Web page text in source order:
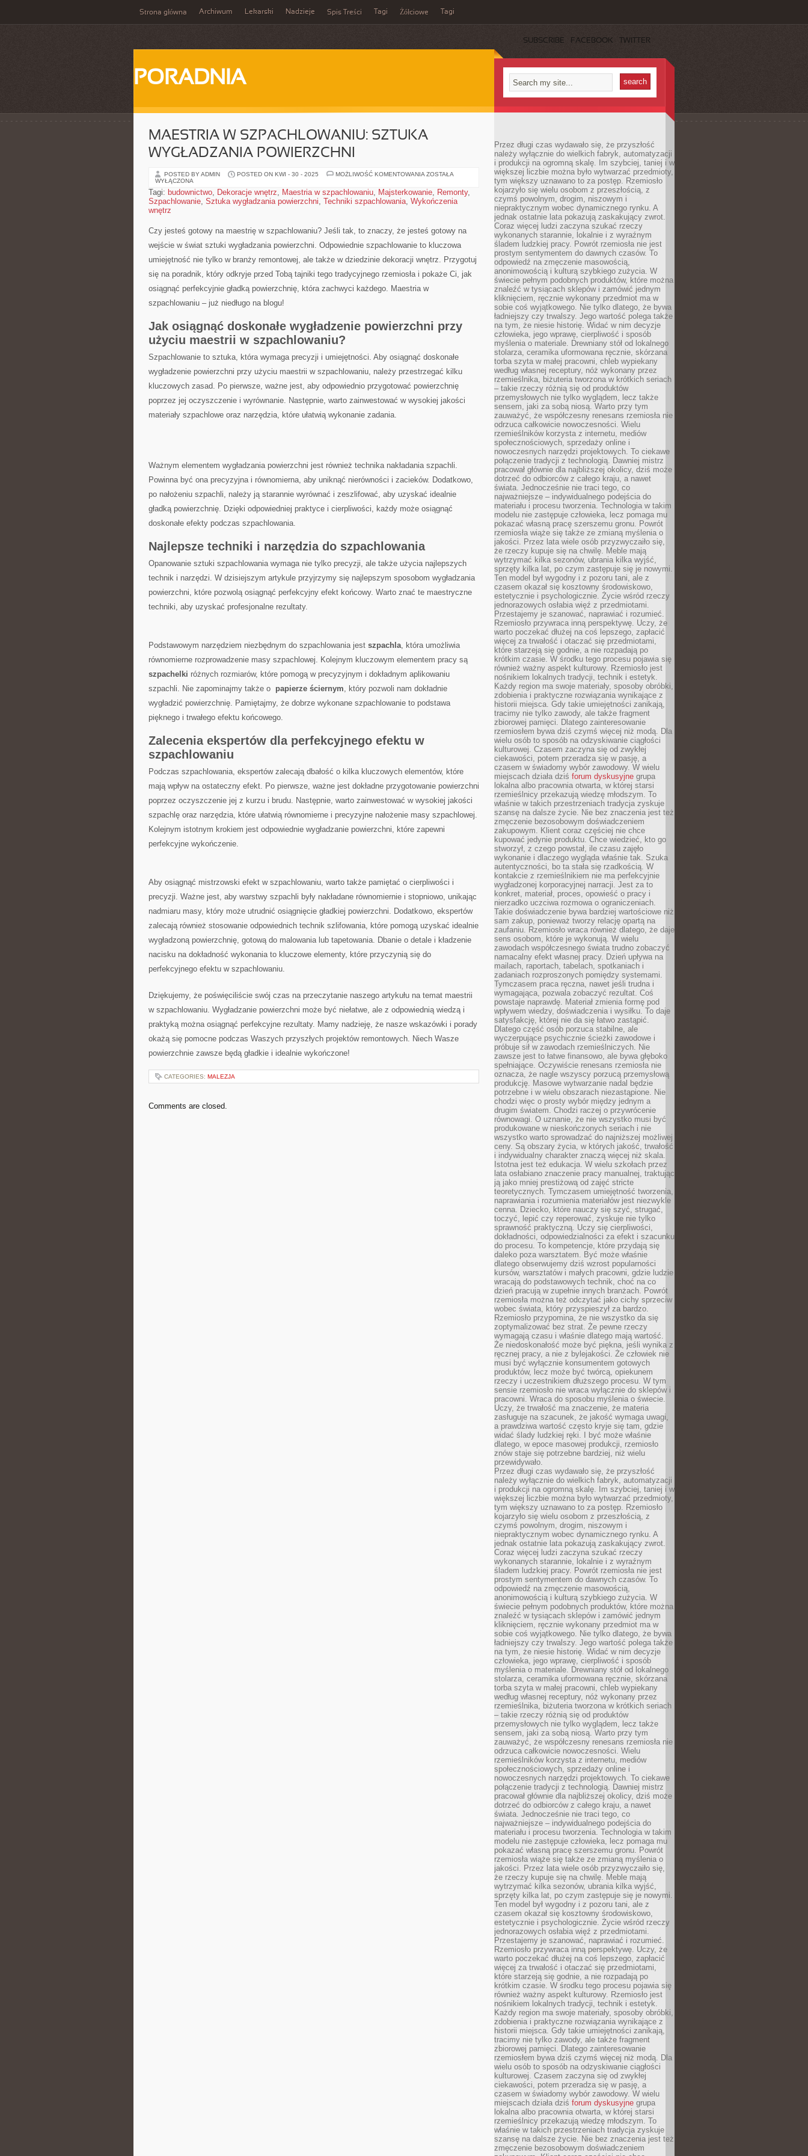
Strona główna Archiwum Lekarski Nadzieje Spis Treści Tagi Żółciowe Tagi
SUBSCRIBE FACEBOOK TWITTER
PORADNIA
MAESTRIA W SZPACHLOWANIU: SZTUKA
WYGŁADZANIA POWIERZCHNI
POSTED BY ADMIN POSTED ON KWI - 30 - 2025 MOŻLIWOŚĆ KOMENTOWANIA MAESTRIA
SZTUKA
WYGŁADZANIA
ZOSTAŁA
WYŁĄCZONA
Tagi: budownictwo, Dekoracje wnętrz, Maestria w szpachlowaniu, Majsterkowanie, Remonty,
Szpachlowanie, Sztuka wygładzania powierzchni, Techniki szpachlowania, Wykończenia
wnętrz
Czy jesteś gotowy na maestrię w szpachlowaniu? Jeśli tak, to‌ znaczy,​ że jesteś gotowy ⁤na
wejście w‍ świat sztuki wygładzania powierzchni. Odpowiednie szpachlowanie to ‍kluczowa
umiejętność nie tylko​ w branży remontowej, ale także⁤ w‌ dziedzinie dekoracji wnętrz. Przygotuj
się na poradnik, który odkryje przed Tobą tajniki tego tradycyjnego rzemiosła i pokaże Ci, jak
osiągnąć perfekcyjnie gładką powierzchnię,‍ która zachwyci każdego. Maestria​ w
szpachlowaniu – ⁤już niedługo na blogu!
Jak osiągnąć ⁤doskonałe wygładzenie‍ powierzchni przy
użyciu​ maestrii w ⁢szpachlowaniu?
Szpachlowanie to sztuka,⁣ która wymaga precyzji ⁣i umiejętności. Aby⁢ osiągnąć doskonałe⁢
wygładzenie ‌powierzchni przy użyciu maestrii w szpachlowaniu, należy przestrzegać ‍kilku⁢
kluczowych zasad. Po ‍pierwsze, ​ważne jest, aby odpowiednio ⁤przygotować powierzchnię
poprzez jej oczyszczenie i wyrównanie. ‍Następnie, ​warto zainwestować w wysokiej jakości
materiały szpachlowe oraz‌ narzędzia, które ułatwią wykonanie zadania.
Ważnym elementem ⁢wygładzania powierzchni jest również technika⁢ nakładania szpachli.
Powinna być ‌ona precyzyjna i równomierna, aby uniknąć nierówności i ⁣zacieków. Dodatkowo,
po ‌nałożeniu szpachli, należy ją starannie wyrównać i zeszlifować, aby⁢ uzyskać idealnie
gładką powierzchnię.‍ Dzięki odpowiedniej​ praktyce i cierpliwości, każdy ⁣może osiągnąć
doskonałe efekty podczas‌ szpachlowania.
Najlepsze techniki i narzędzia do szpachlowania
Opanowanie sztuki ‌szpachlowania wymaga nie⁤ tylko precyzji, ale także użycia‍ najlepszych
technik i narzędzi. W dzisiejszym​ artykule przyjrzymy się najlepszym sposobom wygładzania ​
powierzchni, które pozwolą osiągnąć perfekcyjny efekt końcowy. Warto znać te maestryczne⁢
techniki, aby⁣ uzyskać profesjonalne rezultaty.
Podstawowym narzędziem ‌niezbędnym ‌do ‍szpachlowania jest szpachla,‍ która ‌umożliwia
równomierne rozprowadzenie masy szpachlowej. Kolejnym kluczowym‍ elementem ⁣pracy ⁤są
szpachelki różnych ⁤rozmiarów,⁢ które pomogą w precyzyjnym i dokładnym aplikowaniu​
szpachli. Nie zapominajmy także ⁢o ⁣ papierze ściernym, który pozwoli nam dokładnie
wygładzić ⁢powierzchnię. Pamiętajmy, że dobrze wykonane‍ szpachlowanie to podstawa
pięknego i trwałego efektu końcowego.
Zalecenia ekspertów dla ‍perfekcyjnego efektu w
szpachlowaniu
Podczas szpachlowania, ekspertów zalecają ‌dbałość o kilka kluczowych ‌elementów,⁢ które ​
mają wpływ na ostateczny efekt.⁣ Po pierwsze, ważne jest dokładne przygotowanie powierzchni
poprzez oczyszczenie jej z kurzu i‍ brudu. Następnie, warto zainwestować w wysokiej⁢ jakości
szpachlę oraz⁣ narzędzia, które ułatwią równomierne i​ precyzyjne nałożenie ‍masy szpachlowej.
Kolejnym ⁤istotnym krokiem jest‌ odpowiednie wygładzanie powierzchni, które zapewni
perfekcyjne wykończenie.
Aby osiągnąć ‌mistrzowski efekt w szpachlowaniu, warto także pamiętać o cierpliwości ⁢i
precyzji.⁤ Ważne jest,⁣ aby warstwy szpachli były⁣ nakładane równomiernie i stopniowo, unikając
nadmiaru‍ masy, ⁤który ⁤może utrudnić osiągnięcie ​gładkiej powierzchni. ⁤Dodatkowo, ekspertów
zalecają ‍również stosowanie odpowiednich ​technik szlifowania, które pomogą uzyskać idealnie
‌wygładzoną ‍powierzchnię, gotową do⁣ malowania lub tapetowania. Dbanie o ⁤detale‍ i kładzenie
nacisku na dokładność ‌wykonania to kluczowe elementy, które ‌przyczynią się do
perfekcyjnego⁢ efektu w szpachlowaniu.
Dziękujemy, że poświęciliście‍ swój⁤ czas na przeczytanie naszego artykułu ⁤na​ temat maestrii
w szpachlowaniu. ⁢Wygładzanie‌ powierzchni⁣ może ⁣być⁣ niełatwe, ale z odpowiednią wiedzą⁤ i
praktyką można ​osiągnąć perfekcyjne‍ rezultaty. Mamy nadzieję, ⁤że ‌nasze ‍wskazówki i‌ porady
okażą​ się pomocne ​podczas Waszych przyszłych projektów ⁢remontowych. Niech Wasze
‍powierzchnie ‌zawsze będą gładkie i idealnie wykończone!
CATEGORIES: MALEZJA
Comments are closed.
Przez długi czas wydawało się, że przyszłość
należy wyłącznie do wielkich fabryk, automatyzacji
i produkcji na ogromną skalę. Im szybciej, taniej i w
większej liczbie można było wytwarzać przedmioty,
tym większy uznawano to za postęp. Rzemiosło
kojarzyło się wielu osobom z przeszłością, z
czymś powolnym, drogim, niszowym i
niepraktycznym wobec dynamicznego rynku. A
jednak ostatnie lata pokazują zaskakujący zwrot.
Coraz więcej ludzi zaczyna szukać rzeczy
wykonanych starannie, lokalnie i z wyraźnym
śladem ludzkiej pracy. Powrót rzemiosła nie jest
prostym sentymentem do dawnych czasów. To
odpowiedź na zmęczenie masowością,
anonimowością i kulturą szybkiego zużycia. W
świecie pełnym podobnych produktów, które można
znaleźć w tysiącach sklepów i zamówić jednym
kliknięciem, ręcznie wykonany przedmiot ma w
sobie coś wyjątkowego. Nie tylko dlatego, że bywa
ładniejszy czy trwalszy. Jego wartość polega także
na tym, że niesie historię. Widać w nim decyzje
człowieka, jego wprawę, cierpliwość i sposób
myślenia o materiale. Drewniany stół od lokalnego
stolarza, ceramika uformowana ręcznie, skórzana
torba szyta w małej pracowni, chleb wypiekany
według własnej receptury, nóż wykonany przez
rzemieślnika, biżuteria tworzona w krótkich seriach
– takie rzeczy różnią się od produktów
przemysłowych nie tylko wyglądem, lecz także
sensem, jaki za sobą niosą. Warto przy tym
zauważyć, że współczesny renesans rzemiosła nie
odrzuca całkowicie nowoczesności. Wielu
rzemieślników korzysta z internetu, mediów
społecznościowych, sprzedaży online i
nowoczesnych narzędzi projektowych. To ciekawe
połączenie tradycji z technologią. Dawniej mistrz
pracował głównie dla najbliższej okolicy, dziś może
dotrzeć do odbiorców z całego kraju, a nawet
świata. Jednocześnie nie traci tego, co
najważniejsze – indywidualnego podejścia do
materiału i procesu tworzenia. Technologia w takim
modelu nie zastępuje człowieka, lecz pomaga mu
pokazać własną pracę szerszemu gronu. Powrót
rzemiosła wiąże się także ze zmianą myślenia o
jakości. Przez lata wiele osób przyzwyczaiło się,
że rzeczy kupuje się na chwilę. Meble mają
wytrzymać kilka sezonów, ubrania kilka wyjść,
sprzęty kilka lat, po czym zastępuje się je nowymi.
Ten model był wygodny i z pozoru tani, ale z
czasem okazał się kosztowny środowiskowo,
estetycznie i psychologicznie. Życie wśród rzeczy
jednorazowych osłabia więź z przedmiotami.
Przestajemy je szanować, naprawiać i rozumieć.
Rzemiosło przywraca inną perspektywę. Uczy, że
warto poczekać dłużej na coś lepszego, zapłacić
więcej za trwałość i otaczać się przedmiotami,
które starzeją się godnie, a nie rozpadają po
krótkim czasie. W środku tego procesu pojawia się
również ważny aspekt kulturowy. Rzemiosło jest
nośnikiem lokalnych tradycji, technik i estetyk.
Każdy region ma swoje materiały, sposoby obróbki,
zdobienia i praktyczne rozwiązania wynikające z
historii miejsca. Gdy takie umiejętności zanikają,
tracimy nie tylko zawody, ale także fragment
zbiorowej pamięci. Dlatego zainteresowanie
rzemiosłem bywa dziś czymś więcej niż modą. Dla
wielu osób to sposób na odzyskiwanie ciągłości
kulturowej. Czasem zaczyna się od zwykłej
ciekawości, potem przeradza się w pasję, a
czasem w świadomy wybór zawodowy. W wielu
miejscach działa dziś forum dyskusyjne grupa
lokalna albo pracownia otwarta, w której starsi
rzemieślnicy przekazują wiedzę młodszym. To
właśnie w takich przestrzeniach tradycja zyskuje
szansę na dalsze życie. Nie bez znaczenia jest też
zmęczenie bezosobowym doświadczeniem
zakupowym. Klient coraz częściej nie chce
kupować jedynie produktu. Chce wiedzieć, kto go
stworzył, z czego powstał, ile czasu zajęło
wykonanie i dlaczego wygląda właśnie tak. Szuka
autentyczności, bo ta stała się rzadkością. W
kontakcie z rzemieślnikiem nie ma perfekcyjnie
wygładzonej korporacyjnej narracji. Jest za to
konkret, materiał, proces, opowieść o pracy i
nierzadko uczciwa rozmowa o ograniczeniach.
Takie doświadczenie bywa bardziej wartościowe niż
sam zakup, ponieważ tworzy relację opartą na
zaufaniu. Rzemiosło wraca również dlatego, że daje
sens osobom, które je wykonują. W wielu
zawodach współczesnego świata trudno zobaczyć
namacalny efekt własnej pracy. Dzień upływa na
mailach, raportach, tabelach, spotkaniach i
zadaniach rozproszonych pomiędzy systemami.
Tymczasem praca ręczna, nawet jeśli trudna i
wymagająca, pozwala zobaczyć rezultat. Coś
powstaje naprawdę. Materiał zmienia formę pod
wpływem wiedzy, doświadczenia i wysiłku. To daje
satysfakcję, której nie da się łatwo zastąpić.
Dlatego część osób porzuca stabilne, ale
wyczerpujące psychicznie ścieżki zawodowe i
próbuje sił w zawodach rzemieślniczych. Nie
zawsze jest to łatwe finansowo, ale bywa głęboko
spełniające. Oczywiście renesans rzemiosła nie
oznacza, że nagle wszyscy porzucą przemysłową
produkcję. Masowe wytwarzanie nadal będzie
potrzebne i w wielu obszarach niezastąpione. Nie
chodzi więc o prosty wybór między jednym a
drugim światem. Chodzi raczej o przywrócenie
równowagi. O uznanie, że nie wszystko musi być
produkowane w nieskończonych seriach i nie
wszystko warto sprowadzać do najniższej możliwej
ceny. Są obszary życia, w których jakość, trwałość
i indywidualny charakter znaczą więcej niż skala.
Istotna jest też edukacja. W wielu szkołach przez
lata osłabiano znaczenie pracy manualnej, traktując
ją jako mniej prestiżową od zajęć stricte
teoretycznych. Tymczasem umiejętność tworzenia,
naprawiania i rozumienia materiałów jest niezwykle
cenna. Dziecko, które nauczy się szyć, strugać,
toczyć, lepić czy reperować, zyskuje nie tylko
sprawność praktyczną. Uczy się cierpliwości,
dokładności, odpowiedzialności za efekt i szacunku
do procesu. To kompetencje, które przydają się
daleko poza warsztatem. Być może właśnie
dlatego obserwujemy dziś wzrost popularności
kursów, warsztatów i małych pracowni, gdzie ludzie
wracają do podstawowych technik, choć na co
dzień pracują w zupełnie innych branżach. Powrót
rzemiosła można też odczytać jako cichy sprzeciw
wobec świata, który przyspieszył za bardzo.
Rzemiosło przypomina, że nie wszystko da się
zoptymalizować bez strat. Że pewne rzeczy
wymagają czasu i właśnie dlatego mają wartość.
Że niedoskonałość może być piękna, jeśli wynika z
ręcznej pracy, a nie z bylejakości. Że człowiek nie
musi być wyłącznie konsumentem gotowych
produktów, lecz może być twórcą, opiekunem
rzeczy i uczestnikiem dłuższego procesu. W tym
sensie rzemiosło nie wraca wyłącznie do sklepów i
pracowni. Wraca do sposobu myślenia o świecie.
Uczy, że trwałość ma znaczenie, że materia
zasługuje na szacunek, że jakość wymaga uwagi,
a prawdziwa wartość często kryje się tam, gdzie
widać ślady ludzkiej ręki. I być może właśnie
dlatego, w epoce masowej produkcji, rzemiosło
znów staje się potrzebne bardziej, niż wielu
przewidywało.
Przez długi czas wydawało się, że przyszłość
należy wyłącznie do wielkich fabryk, automatyzacji
i produkcji na ogromną skalę. Im szybciej, taniej i w
większej liczbie można było wytwarzać przedmioty,
tym większy uznawano to za postęp. Rzemiosło
kojarzyło się wielu osobom z przeszłością, z
czymś powolnym, drogim, niszowym i
niepraktycznym wobec dynamicznego rynku. A
jednak ostatnie lata pokazują zaskakujący zwrot.
Coraz więcej ludzi zaczyna szukać rzeczy
wykonanych starannie, lokalnie i z wyraźnym
śladem ludzkiej pracy. Powrót rzemiosła nie jest
prostym sentymentem do dawnych czasów. To
odpowiedź na zmęczenie masowością,
anonimowością i kulturą szybkiego zużycia. W
świecie pełnym podobnych produktów, które można
znaleźć w tysiącach sklepów i zamówić jednym
kliknięciem, ręcznie wykonany przedmiot ma w
sobie coś wyjątkowego. Nie tylko dlatego, że bywa
ładniejszy czy trwalszy. Jego wartość polega także
na tym, że niesie historię. Widać w nim decyzje
człowieka, jego wprawę, cierpliwość i sposób
myślenia o materiale. Drewniany stół od lokalnego
stolarza, ceramika uformowana ręcznie, skórzana
torba szyta w małej pracowni, chleb wypiekany
według własnej receptury, nóż wykonany przez
rzemieślnika, biżuteria tworzona w krótkich seriach
– takie rzeczy różnią się od produktów
przemysłowych nie tylko wyglądem, lecz także
sensem, jaki za sobą niosą. Warto przy tym
zauważyć, że współczesny renesans rzemiosła nie
odrzuca całkowicie nowoczesności. Wielu
rzemieślników korzysta z internetu, mediów
społecznościowych, sprzedaży online i
nowoczesnych narzędzi projektowych. To ciekawe
połączenie tradycji z technologią. Dawniej mistrz
pracował głównie dla najbliższej okolicy, dziś może
dotrzeć do odbiorców z całego kraju, a nawet
świata. Jednocześnie nie traci tego, co
najważniejsze – indywidualnego podejścia do
materiału i procesu tworzenia. Technologia w takim
modelu nie zastępuje człowieka, lecz pomaga mu
pokazać własną pracę szerszemu gronu. Powrót
rzemiosła wiąże się także ze zmianą myślenia o
jakości. Przez lata wiele osób przyzwyczaiło się,
że rzeczy kupuje się na chwilę. Meble mają
wytrzymać kilka sezonów, ubrania kilka wyjść,
sprzęty kilka lat, po czym zastępuje się je nowymi.
Ten model był wygodny i z pozoru tani, ale z
czasem okazał się kosztowny środowiskowo,
estetycznie i psychologicznie. Życie wśród rzeczy
jednorazowych osłabia więź z przedmiotami.
Przestajemy je szanować, naprawiać i rozumieć.
Rzemiosło przywraca inną perspektywę. Uczy, że
warto poczekać dłużej na coś lepszego, zapłacić
więcej za trwałość i otaczać się przedmiotami,
które starzeją się godnie, a nie rozpadają po
krótkim czasie. W środku tego procesu pojawia się
również ważny aspekt kulturowy. Rzemiosło jest
nośnikiem lokalnych tradycji, technik i estetyk.
Każdy region ma swoje materiały, sposoby obróbki,
zdobienia i praktyczne rozwiązania wynikające z
historii miejsca. Gdy takie umiejętności zanikają,
tracimy nie tylko zawody, ale także fragment
zbiorowej pamięci. Dlatego zainteresowanie
rzemiosłem bywa dziś czymś więcej niż modą. Dla
wielu osób to sposób na odzyskiwanie ciągłości
kulturowej. Czasem zaczyna się od zwykłej
ciekawości, potem przeradza się w pasję, a
czasem w świadomy wybór zawodowy. W wielu
miejscach działa dziś forum dyskusyjne grupa
lokalna albo pracownia otwarta, w której starsi
rzemieślnicy przekazują wiedzę młodszym. To
właśnie w takich przestrzeniach tradycja zyskuje
szansę na dalsze życie. Nie bez znaczenia jest też
zmęczenie bezosobowym doświadczeniem